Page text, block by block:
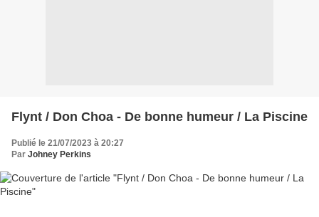
Flynt / Don Choa - De bonne humeur / La Piscine
Publié le 21/07/2023 à 20:27
Par Johney Perkins